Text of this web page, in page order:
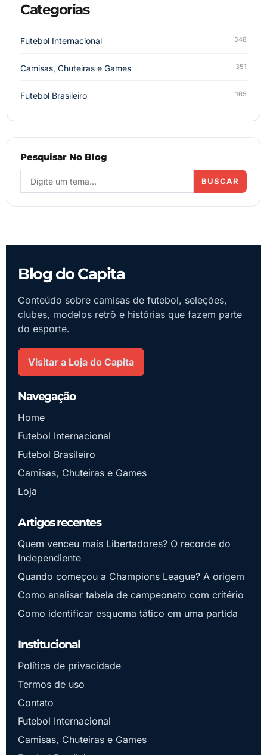
Categorias
Futebol Internacional 548
Camisas, Chuteiras e Games 351
Futebol Brasileiro 165
Pesquisar No Blog
BUSCAR
Blog do Capita
Conteúdo sobre camisas de futebol, seleções,
clubes, modelos retrô e histórias que fazem parte
do esporte.
Visitar a Loja do Capita
Navegação
Home
Futebol Internacional
Futebol Brasileiro
Camisas, Chuteiras e Games
Loja
Artigos recentes
Quem venceu mais Libertadores? O recorde do
Independiente
Quando começou a Champions League? A origem
Como analisar tabela de campeonato com critério
Como identificar esquema tático em uma partida
Institucional
Política de privacidade
Termos de uso
Contato
Futebol Internacional
Camisas, Chuteiras e Games